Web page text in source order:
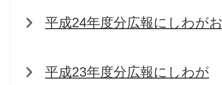
平成24年度分広報にしわが
平成23年度分広報にしわが